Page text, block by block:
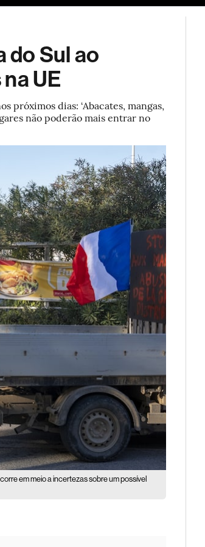
do Sul ao
UE
dias: ‘Abacates, mangas,
não poderão mais entrar no
em meio a incertezas sobre um possível